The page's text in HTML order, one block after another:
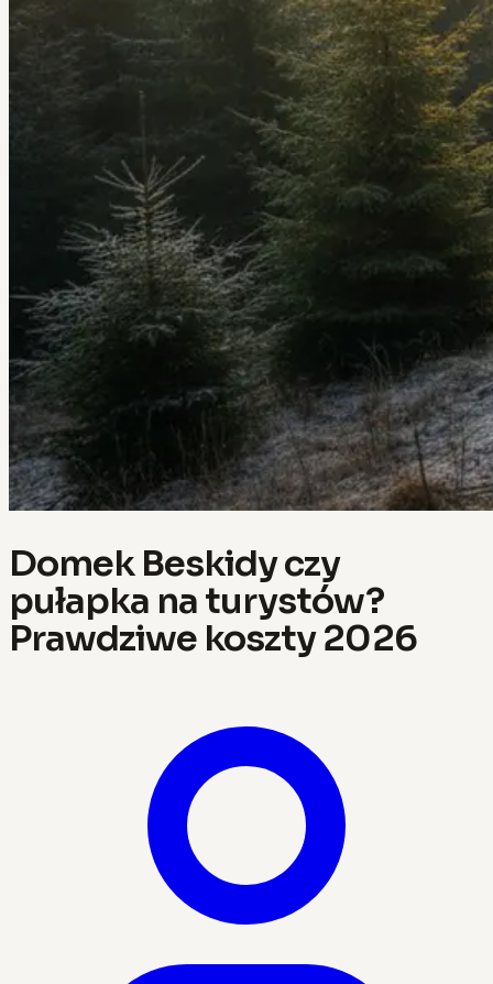
Domek Beskidy czy
pułapka na turystów?
Prawdziwe koszty 2026